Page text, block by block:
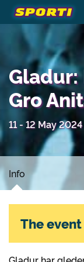
Gro
11 - 12 May 2024
Info
The